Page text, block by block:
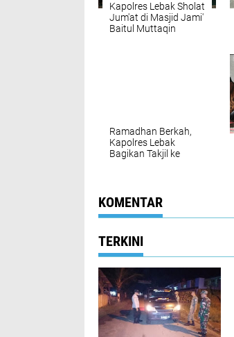
Kapolres Lebak Sholat
Jum'at di Masjid Jami'
Baitul Muttaqin
Ramadhan Berkah,
Kapolres Lebak
Bagikan Takjil ke
KOMENTAR
TERKINI